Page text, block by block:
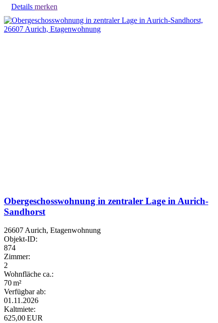
Details merken
Obergeschosswohnung in zentraler Lage in Aurich-
Sandhorst
26607 Aurich, Etagenwohnung
Objekt-ID:
874
Zimmer:
2
Wohnfläche ca.:
70 m²
Verfügbar ab:
01.11.2026
Kaltmiete:
625,00 EUR